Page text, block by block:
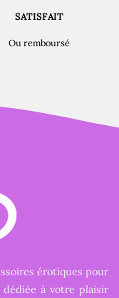
SATISFAIT
Ou remboursé
érotiques pour
à votre plaisir